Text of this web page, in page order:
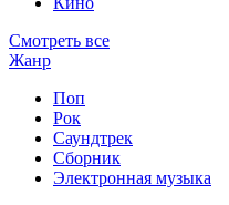
Смотреть все
Жанр
Поп
Рок
Саундтрек
Сборник
Электронная музыка